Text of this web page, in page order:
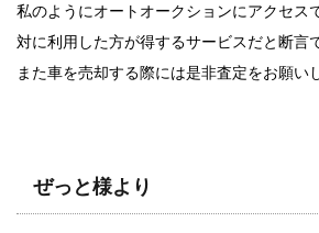
私のようにオートオークションにアクセス
対に利用した方が得するサービスだと断言
また車を売却する際には是非査定をお願い
ぜっと様より